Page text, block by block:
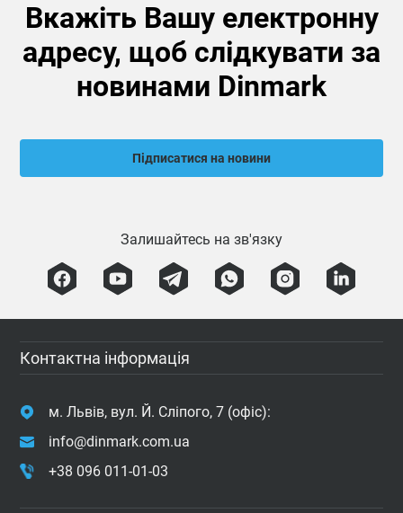
Вкажіть Вашу електронну
адресу, щоб слідкувати за
новинами Dinmark
Підписатися на новини
Залишайтесь на зв'язку
Контактна інформація
м. Львів, вул. Й. Сліпого, 7 (офіс):
info@dinmark.com.ua
+38 096 011-01-03